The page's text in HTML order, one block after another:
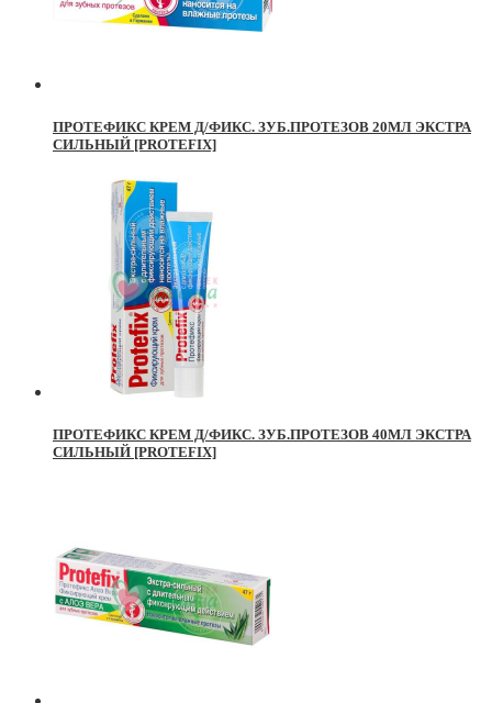
ПРОТЕФИКС КРЕМ Д/ФИКС. ЗУБ.ПРОТЕЗОВ 20МЛ ЭКСТРА
СИЛЬНЫЙ [PROTEFIX]
ПРОТЕФИКС КРЕМ Д/ФИКС. ЗУБ.ПРОТЕЗОВ 40МЛ ЭКСТРА
СИЛЬНЫЙ [PROTEFIX]